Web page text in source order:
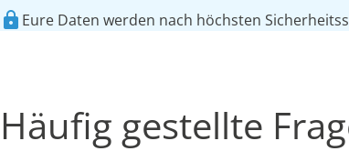
Eure Daten werden nach höchsten
Häufig gestellte